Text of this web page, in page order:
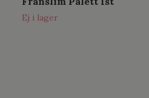
Ej i lager